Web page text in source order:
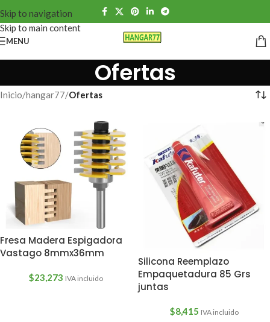
Skip to navigation
Skip to main content
MENU
Ofertas
Inicio/hangar77/Ofertas
Fresa Madera Espigadora
Vastago 8mmx36mm
$23,273 IVA incluido
Silicona Reemplazo
Empaquetadura 85 Grs
juntas
$8,415 IVA incluido